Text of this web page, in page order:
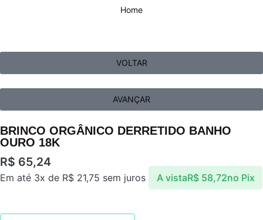
Home
VOLTAR
AVANÇAR
BRINCO ORGÂNICO DERRETIDO BANHO
OURO 18K
R$ 65,24
Em até 3x de R$ 21,75 sem juros A vistaR$58,72no Pix